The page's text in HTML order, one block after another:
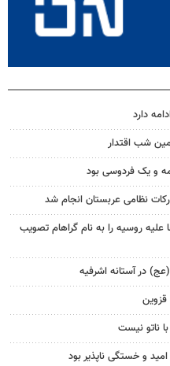
دارد
شب اقتدار
و یک فردوسی بود
نظامی عربستان انجام شد
روسیه را به نام گراهام تصویب
(عج) در آستانه اشرفیه
ناتو نیست
و خستگی‌ ناپذیر بود